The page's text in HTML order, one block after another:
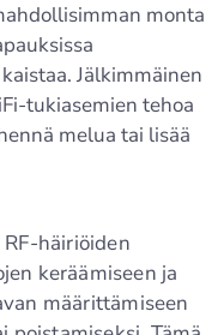
monta
Jälkimmäinen
tukiasemien tehoa
melua tai lisää
häiriöiden
keräämiseen ja
määrittämiseen